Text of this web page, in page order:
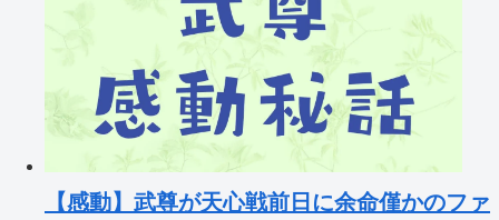
【感動】武尊が天心戦前日に余命僅かのファ